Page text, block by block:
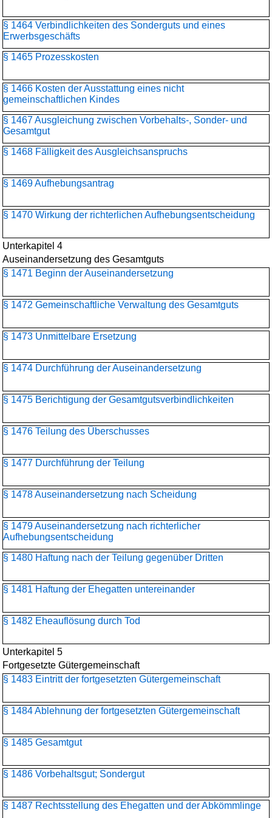
§ 1464 Verbindlichkeiten des Sonderguts und eines
Erwerbsgeschäfts
§ 1465 Prozesskosten
§ 1466 Kosten der Ausstattung eines nicht
gemeinschaftlichen Kindes
§ 1467 Ausgleichung zwischen Vorbehalts-, Sonder- und
Gesamtgut
§ 1468 Fälligkeit des Ausgleichsanspruchs
§ 1469 Aufhebungsantrag
§ 1470 Wirkung der richterlichen Aufhebungsentscheidung
Unterkapitel 4
Auseinandersetzung des Gesamtguts
§ 1471 Beginn der Auseinandersetzung
§ 1472 Gemeinschaftliche Verwaltung des Gesamtguts
§ 1473 Unmittelbare Ersetzung
§ 1474 Durchführung der Auseinandersetzung
§ 1475 Berichtigung der Gesamtgutsverbindlichkeiten
§ 1476 Teilung des Überschusses
§ 1477 Durchführung der Teilung
§ 1478 Auseinandersetzung nach Scheidung
§ 1479 Auseinandersetzung nach richterlicher
Aufhebungsentscheidung
§ 1480 Haftung nach der Teilung gegenüber Dritten
§ 1481 Haftung der Ehegatten untereinander
§ 1482 Eheauflösung durch Tod
Unterkapitel 5
Fortgesetzte Gütergemeinschaft
§ 1483 Eintritt der fortgesetzten Gütergemeinschaft
§ 1484 Ablehnung der fortgesetzten Gütergemeinschaft
§ 1485 Gesamtgut
§ 1486 Vorbehaltsgut; Sondergut
§ 1487 Rechtsstellung des Ehegatten und der Abkömmlinge